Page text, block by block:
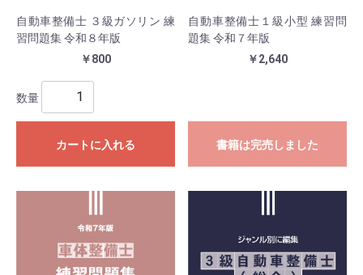
自動車整備士 ３級ガソリン 練
習問題集 令和８年版
￥800
数量
カートに入れる
自動車整備士１級小型 練習問
題集 令和７年版
￥2,640
書籍は完売しました